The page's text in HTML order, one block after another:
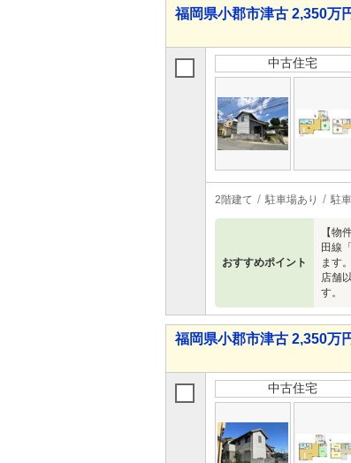
福岡県小郡市津古 2,350万
中古住宅
2階建て 駐車場あり 駐
おすすめポイント
【物
田線
ます
店舗
す。
福岡県小郡市津古 2,350万
中古住宅